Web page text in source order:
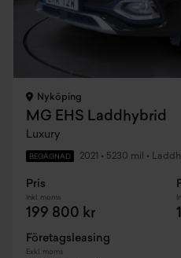
Nyköping
MG EHS Laddhybrid
Luxury
BEGAGNAD 2021 • 5230 mil •
Pris
Inkl. moms
199 800 kr
Företagsleasing
Exkl. moms